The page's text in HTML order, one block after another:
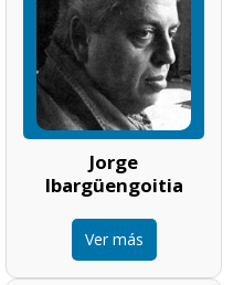
Jorge
Ibargüengoitia
Ver más